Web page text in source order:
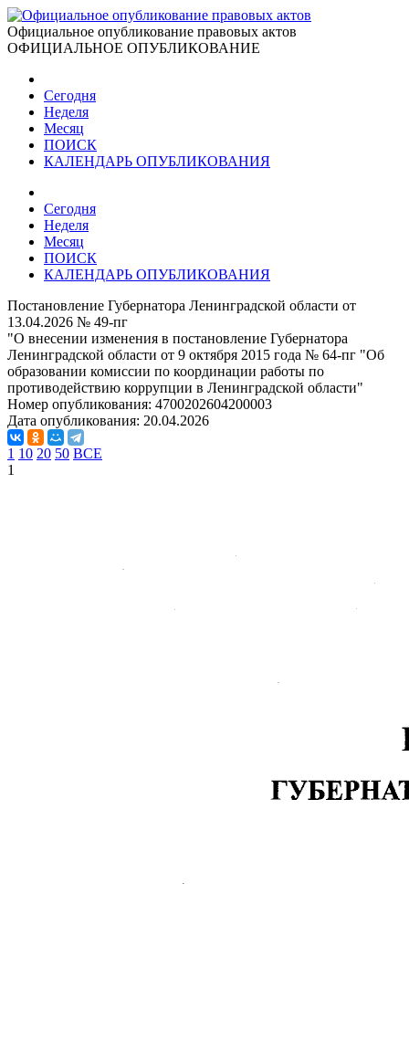
Официальное опубликование правовых актов
ОФИЦИАЛЬНОЕ ОПУБЛИКОВАНИЕ
Сегодня
Неделя
Месяц
ПОИСК
КАЛЕНДАРЬ ОПУБЛИКОВАНИЯ
Сегодня
Неделя
Месяц
ПОИСК
КАЛЕНДАРЬ ОПУБЛИКОВАНИЯ
Постановление Губернатора Ленинградской области от
13.04.2026 № 49-пг
"О внесении изменения в постановление Губернатора
Ленинградской области от 9 октября 2015 года № 64-пг "Об
образовании комиссии по координации работы по
противодействию коррупции в Ленинградской области"
Номер опубликования: 4700202604200003
Дата опубликования: 20.04.2026
1 10 20 50 ВСЕ
1